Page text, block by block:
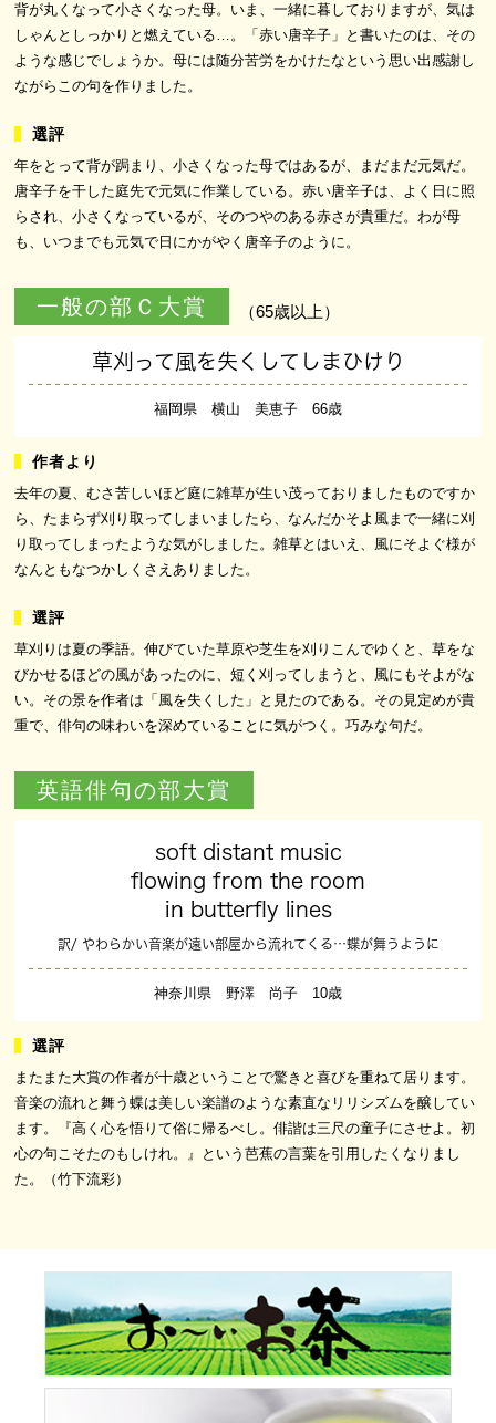
背が丸くなって小さくなった母。いま、一緒に暮しておりますが、気は
しゃんとしっかりと燃えている…。「赤い唐辛子」と書いたのは、その
ような感じでしょうか。母には随分苦労をかけたなという思い出感謝し
ながらこの句を作りました。
年をとって背が跼まり、小さくなった母ではあるが、まだまだ元気だ。
唐辛子を干した庭先で元気に作業している。赤い唐辛子は、よく日に照
らされ、小さくなっているが、そのつやのある赤さが貴重だ。わが母
も、いつまでも元気で日にかがやく唐辛子のように。
一般の部Ｃ大賞 （65歳以上）
草刈って風を失くしてしまひけり
福岡県 横山 美恵子 66歳
去年の夏、むさ苦しいほど庭に雑草が生い茂っておりましたものですか
ら、たまらず刈り取ってしまいましたら、なんだかそよ風まで一緒に刈
り取ってしまったような気がしました。雑草とはいえ、風にそよぐ様が
なんともなつかしくさえありました。
草刈りは夏の季語。伸びていた草原や芝生を刈りこんでゆくと、草をな
びかせるほどの風があったのに、短く刈ってしまうと、風にもそよがな
い。その景を作者は「風を失くした」と見たのである。その見定めが貴
重で、俳句の味わいを深めていることに気がつく。巧みな句だ。
英語俳句の部大賞
soft distant music
flowing from the room
in butterfly lines
訳/ やわらかい音楽が遠い部屋から流れてくる…蝶が舞うように
神奈川県 野澤 尚子 10歳
またまた大賞の作者が十歳ということで驚きと喜びを重ねて居ります。
音楽の流れと舞う蝶は美しい楽譜のような素直なリリシズムを醸してい
ます。『高く心を悟りて俗に帰るべし。俳諧は三尺の童子にさせよ。初
心の句こそたのもしけれ。』という芭蕉の言葉を引用したくなりまし
た。（竹下流彩）